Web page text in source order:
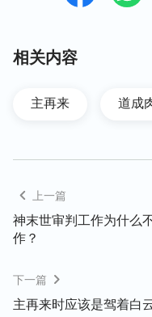
督就是一个普通正常
着实质性区别：受造
实质；而基督不仅有
真理、道路、生命，
都是在肉身中发表的
的作工，他始终都活
已经成了一个普通的
就了“话在肉身显现”
相关内容
主再来 道成
上一篇
神末世审判工作为什么
作？
下一篇
主再来时应该是驾着白